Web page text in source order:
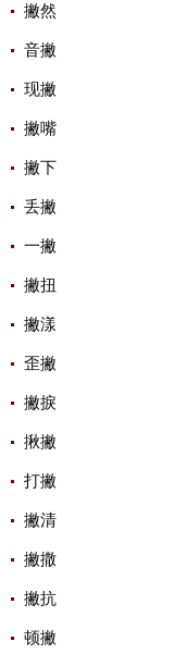
撇然
音撇
现撇
撇嘴
撇下
丢撇
一撇
撇扭
撇漾
歪撇
撇捩
揪撇
打撇
撇清
撇撒
撇抗
顿撇